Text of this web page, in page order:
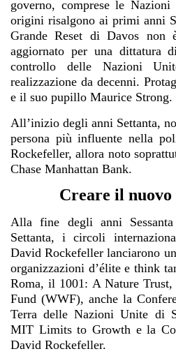
governo, comprese le
origini risalgono ai primi anni
Grande Reset di Davos non
aggiornato per una dittatura
controllo delle Nazioni
realizzazione da decenni.
e il suo pupillo Maurice Strong.
All’inizio degli anni Settanta,
persona più influente nella
Rockefeller, allora noto
Chase Manhattan Bank.
Creare il
Alla fine degli anni
Settanta, i circoli
David Rockefeller lanciarono
organizzazioni d’élite e think
Roma, il 1001: A Nature
Fund (WWF), anche la
Terra delle Nazioni Unite di
MIT Limits to Growth e la
David Rockefeller.